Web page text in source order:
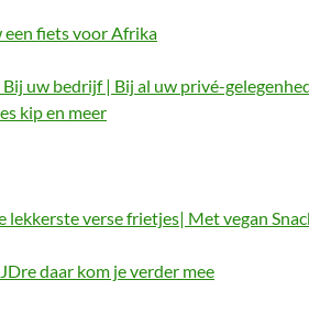
een fiets voor Afrika
uw bedrijf | Bij al uw privé-
kip en meer
verse frietjes| Met vegan
daar kom je verder mee